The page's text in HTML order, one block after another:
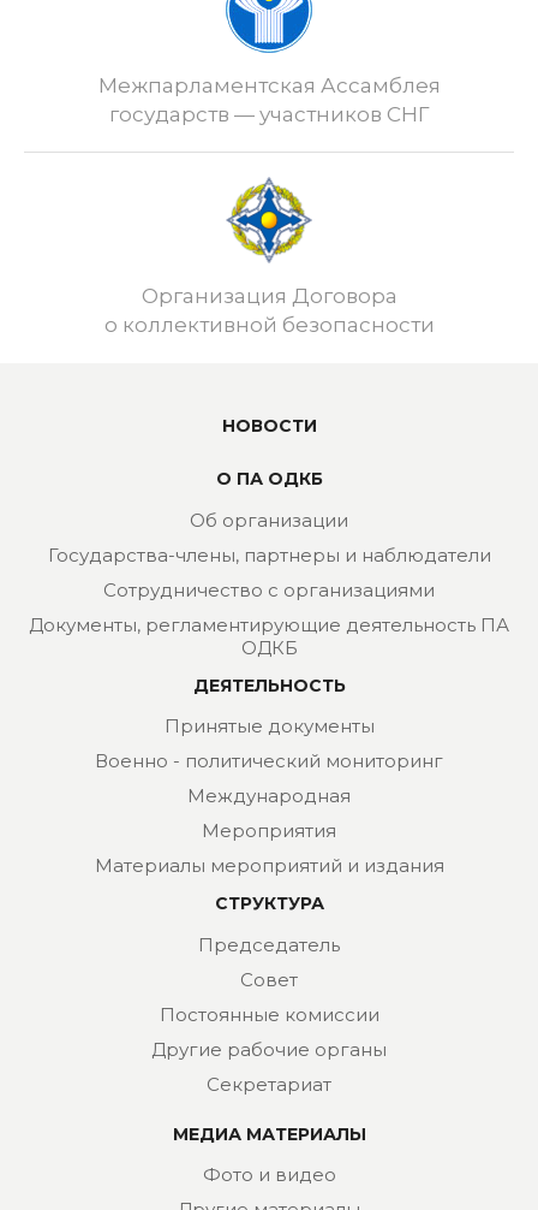
Межпарламентская Ассамблея
государств — участников СНГ
Организация Договора
о коллективной безопасности
НОВОСТИ
О ПА ОДКБ
Об организации
Государства-члены, партнеры и наблюдатели
Сотрудничество с организациями
Документы, регламентирующие деятельность ПА
ОДКБ
ДЕЯТЕЛЬНОСТЬ
Принятые документы
Военно - политический мониторинг
Международная
Мероприятия
Материалы мероприятий и издания
СТРУКТУРА
Председатель
Совет
Постоянные комиссии
Другие рабочие органы
Секретариат
МЕДИА МАТЕРИАЛЫ
Фото и видео